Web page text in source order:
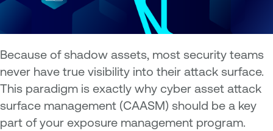
Because of shadow assets, most security teams
never have true visibility into their attack surface.
This paradigm is exactly why cyber asset attack
surface management (CAASM) should be a key
part of your exposure management program.